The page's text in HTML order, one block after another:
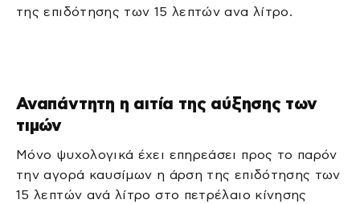
της επιδότησης των 15 λεπτών ανα λίτρο.
Αναπάντητη η αιτία της αύξησης των
τιμών
Μόνο ψυχολογικά έχει επηρεάσει προς το παρόν
την αγορά καυσίμων η άρση της επιδότησης των
15 λεπτών ανά λίτρο στο πετρέλαιο κίνησης